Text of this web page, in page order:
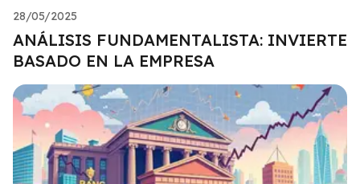
28/05/2025
ANÁLISIS FUNDAMENTALISTA: INVIERTE
BASADO EN LA EMPRESA